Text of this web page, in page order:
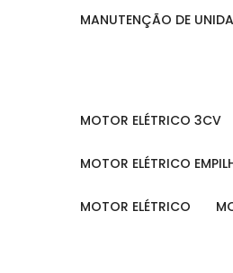
MANUTENÇÃO DE
MOTOR ELÉTRICO 3CV
MOTOR ELÉTRICO
MOTOR ELÉTRICO